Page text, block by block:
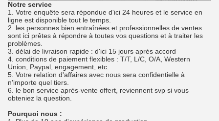
Notre service
1. Votre enquête sera répondue d'ici 24 heures et le service en
ligne est disponible tout le temps.
2. les personnes bien entraînées et professionnelles de ventes
sont ici prêtes à répondre à toutes vos questions et à traiter les
problèmes.
3. délai de livraison rapide : d'ici 15 jours après accord
4. conditions de paiement flexibles : T/T, L/C, O/A, Western
Union, Paypal, engagement, etc.
5. Votre relation d'affaires avec nous sera confidentielle à
n'importe quel tiers.
6. le bon service après-vente offert, reviennent svp si vous
obteniez la question.
Pourquoi nous :